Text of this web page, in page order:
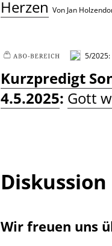
Herzen Von Jan
5/2025:
Kurzpredigt
4.5.2025: Gott
Diskussion
Wir freuen uns